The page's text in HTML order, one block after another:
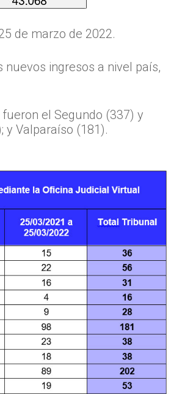
de marzo de 2022.
nuevos ingresos a nivel país,
el Segundo (337) y
y Valparaíso (181).